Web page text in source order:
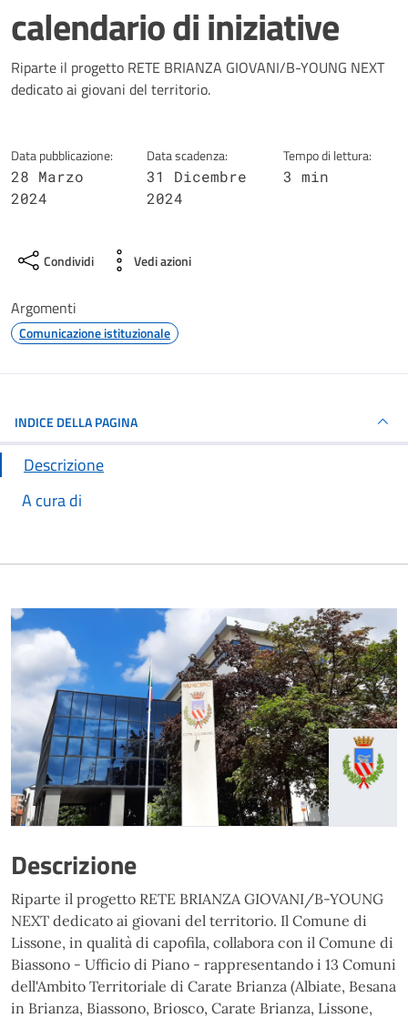
calendario di iniziative
Dettagli della notizia
Riparte il progetto RETE BRIANZA GIOVANI/B-YOUNG NEXT
dedicato ai giovani del territorio.
Data pubblicazione:
28 Marzo
2024
Data scadenza:
31 Dicembre
2024
Tempo di lettura:
3 min
Condividi Vedi azioni
Argomenti
Comunicazione istituzionale
INDICE DELLA PAGINA
Descrizione
A cura di
Descrizione
Riparte il progetto RETE BRIANZA GIOVANI/B-YOUNG
NEXT dedicato ai giovani del territorio. Il Comune di
Lissone, in qualità di capofila, collabora con il Comune di
Biassono - Ufficio di Piano - rappresentando i 13 Comuni
dell'Ambito Territoriale di Carate Brianza (Albiate, Besana
in Brianza, Biassono, Briosco, Carate Brianza, Lissone,